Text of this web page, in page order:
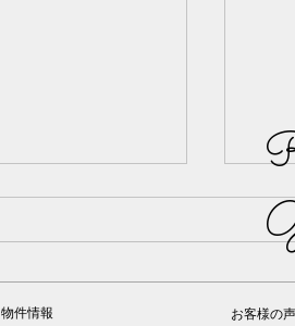
物件情報
お客様の声